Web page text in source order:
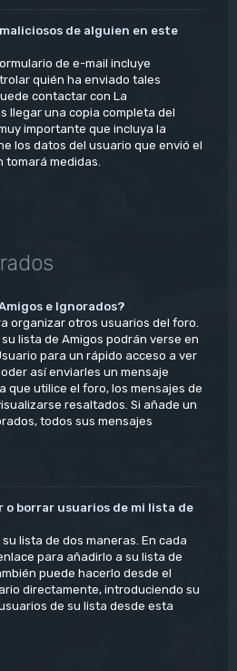
de alguien en este
de e-mail incluye
quién ha enviado tales
contactar con La
llegar una copia completa del
importante que incluya la
los datos del usuario que envió el
tomará medidas.
e Ignorados?
organizar otros usuarios del foro.
lista de Amigos podrán verse en
para un rápido acceso a ver
así enviarles un mensaje
que utilice el foro, los mensajes de
resaltados. Si añade un
todos sus mensajes
o borrar usuarios de mi lista de
lista de dos maneras. En cada
para añadirlo a su lista de
puede hacerlo desde el
directamente, introduciendo su
de su lista desde esta